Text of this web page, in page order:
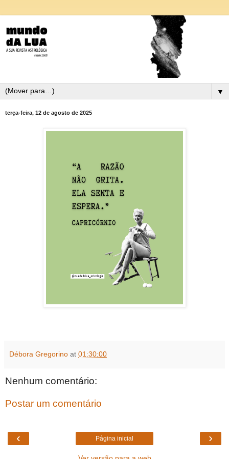
▼
terça-feira, 12 de agosto de 2025
Débora Gregorino at 01:30:00
Nenhum comentário:
Postar um comentário
‹ ›
Página inicial